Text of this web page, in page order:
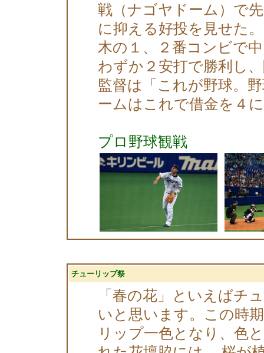
戦（ナゴヤドーム）で
に抑える好投を見せ
木の１、２番コンビで
わずか２安打で勝利し
監督は「これが野球。
ームはこれで借金を４
プロ野球観戦
チューリップ祭
「春の花」といえばチ
いと思います。この時
リップ一色となり、色